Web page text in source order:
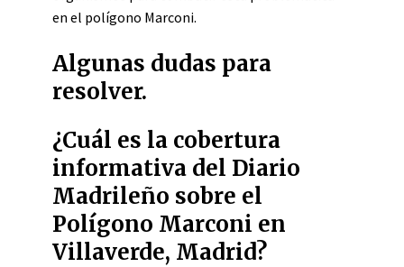
en el polígono Marconi.
Algunas dudas para
resolver.
¿Cuál es la cobertura
informativa del Diario
Madrileño sobre el
Polígono Marconi en
Villaverde, Madrid?